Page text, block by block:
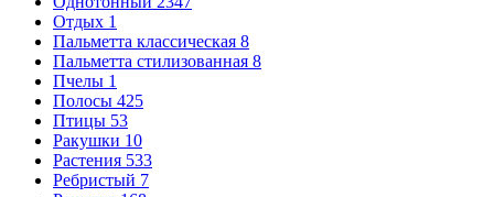
Отдых 1
Пальметта классическая 8
Пальметта стилизованная 8
Пчелы 1
Полосы 425
Птицы 53
Ракушки 10
Растения 533
Ребристый 7